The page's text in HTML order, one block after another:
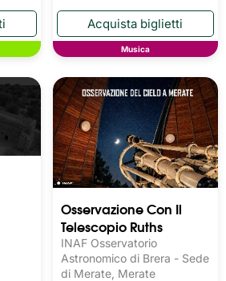
Musica
Osservazione Con Il
Telescopio Ruths
INAF Osservatorio
Astronomico di Brera - Sede
di Merate, Merate